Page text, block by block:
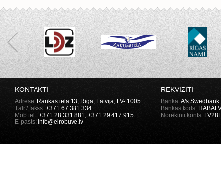
KONTAKTI
Adrese: Rankas iela 13, Rīga, Latvija, LV- 1005
Tālr./ fakss: +371 67 381 334
Mob.tel.: +371 28 331 881; +371 29 417 915
E-pasts: info@eirobuve.lv
REKVIZITI
Banka:A/s Swedbank
Bankas kods:
Norēķinu konts: